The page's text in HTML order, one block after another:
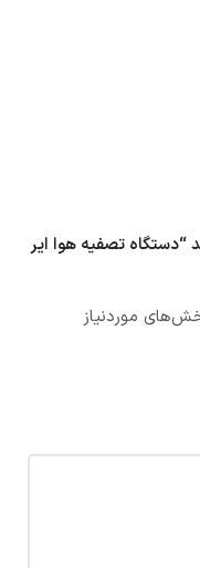
تصفیه هوا ایر
موردنیاز